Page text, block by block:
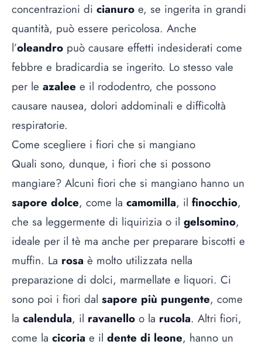
concentrazioni di cianuro e, se ingerita in grandi
quantità, può essere pericolosa. Anche
l’oleandro può causare effetti indesiderati come
febbre e bradicardia se ingerito. Lo stesso vale
per le azalee e il rododentro, che possono
causare nausea, dolori addominali e difficoltà
respiratorie.
Come scegliere i fiori che si mangiano
Quali sono, dunque, i fiori che si possono
mangiare? Alcuni fiori che si mangiano hanno un
sapore dolce, come la camomilla, il finocchio,
che sa leggermente di liquirizia o il gelsomino,
ideale per il tè ma anche per preparare biscotti e
muffin. La rosa è molto utilizzata nella
preparazione di dolci, marmellate e liquori. Ci
sono poi i fiori dal sapore più pungente, come
la calendula, il ravanello o la rucola. Altri fiori,
come la cicoria e il dente di leone, hanno un